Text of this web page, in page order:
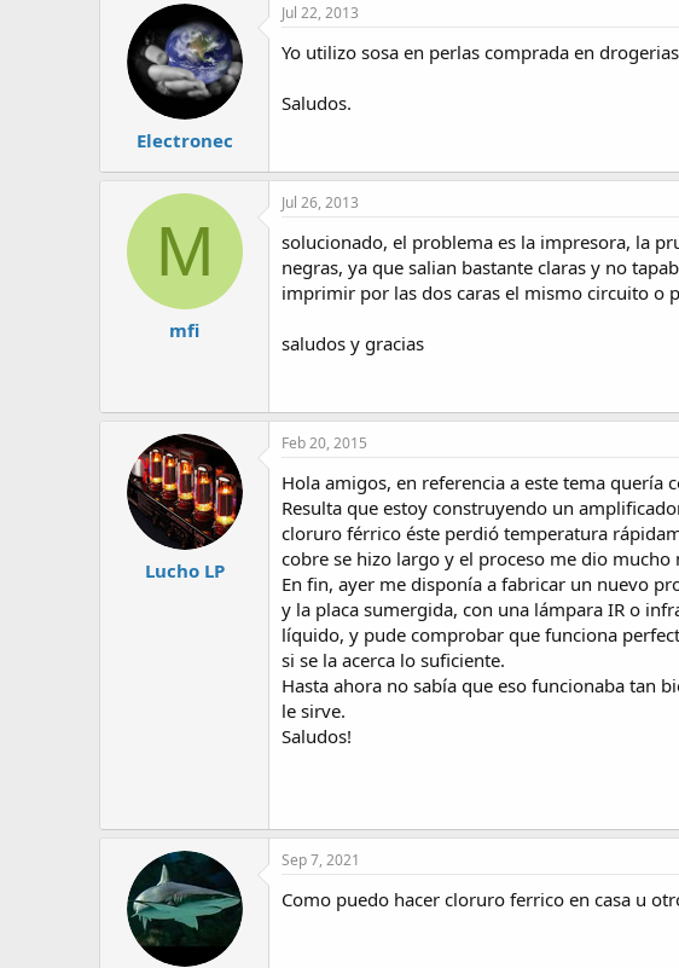
Electronec
Jul 22, 2013
Yo utilizo sosa en perlas comprada en
Saludos.
M
mfi
Jul 26, 2013
solucionado, el problema es la impresora, la
negras, ya que salian bastante claras y no
imprimir por las dos caras el mismo circuito o
saludos y gracias
Lucho LP
Feb 20, 2015
Hola amigos, en referencia a este tema
Resulta que estoy construyendo un
cloruro férrico éste perdió temperatura
cobre se hizo largo y el proceso me dio mucho
En fin, ayer me disponía a fabricar un nuevo
y la placa sumergida, con una lámpara IR o
líquido, y pude comprobar que funciona
si se la acerca lo suficiente.
Hasta ahora no sabía que eso funcionaba tan
le sirve.
Saludos!
Sep 7, 2021
Como puedo hacer cloruro ferrico en casa u